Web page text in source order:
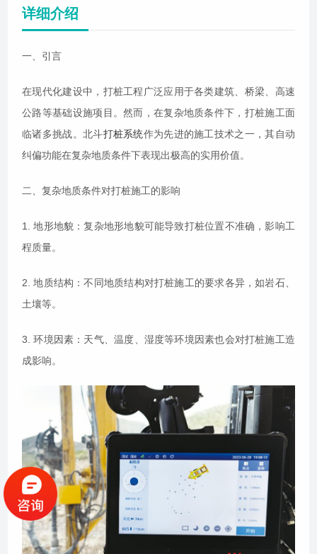
详细介绍
一、引言
在现代化建设中，打桩工程广泛应用于各类建筑、桥梁、高速
公路等基础设施项目。然而，在复杂地质条件下，打桩施工面
临诸多挑战。北斗打桩系统作为先进的施工技术之一，其自动
纠偏功能在复杂地质条件下表现出极高的实用价值。
二、复杂地质条件对打桩施工的影响
1. 地形地貌：复杂地形地貌可能导致打桩位置不准确，影响工
程质量。
2. 地质结构：不同地质结构对打桩施工的要求各异，如岩石、
土壤等。
3. 环境因素：天气、温度、湿度等环境因素也会对打桩施工造
成影响。